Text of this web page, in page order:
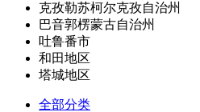
克孜勒苏柯尔克孜自治州
巴音郭楞蒙古自治州
吐鲁番市
和田地区
塔城地区
全部分类